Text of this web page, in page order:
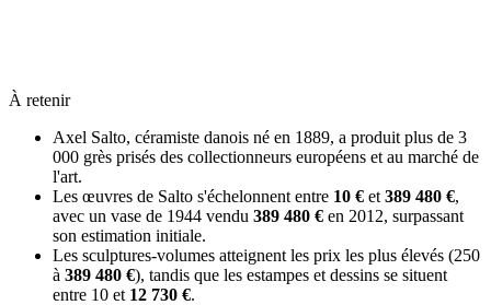
À retenir
Axel Salto, céramiste danois né en 1889, a produit plus de 3
000 grès prisés des collectionneurs européens et au marché de
l'art.
Les œuvres de Salto s'échelonnent entre 10 € et 389 480 €,
avec un vase de 1944 vendu 389 480 € en 2012, surpassant
son estimation initiale.
Les sculptures-volumes atteignent les prix les plus élevés (250
à 389 480 €), tandis que les estampes et dessins se situent
entre 10 et 12 730 €.